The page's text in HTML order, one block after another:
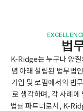
법
K-Ridge는 누구나 양질
념 아래 설립된 법무법
기업 및 로펌에서의 법
로 생각하며, 각 사례에
법률 파트너로서, K-